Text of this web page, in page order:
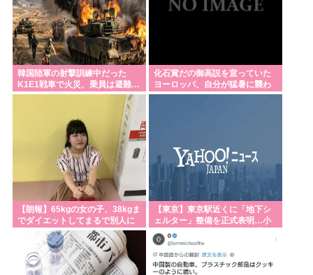
だったら呼ぶな！」 涙ながらに訴え「俺を何で選ん
だんだ？」ストライカーの意地
ここって恋愛相談にはのってくれるんか？
小沢一郎氏、デニー氏の沖縄知事選支援を表明。デ
ニー氏を支援しない中革連を批判
東京五輪200mバタフライ銀メダリストの本多灯、危
険運転致傷罪で起訴される。なぜ日本の競泳界はオ
ワコン化したのか
高市「円安が止まらないの…」ぼく「緊縮財政」高
市「いったいどうすれば…」ぼく「緊縮財政」高市
「そうだわ！日銀砲よ！」
Powered by livedoor 相互RSS
韓国陸軍の射撃訓練中だった
K1E1戦車で火災、乗員は避難…
エンジンルーム付近から出火！
化石賞だの御高説を宣っていた
ヨーロッパ、自分が猛暑に襲わ
れると為すすべべもなくダメー
【朗報】65kgの女の子、38kgま
でダイエットしてまるで別人に
【東京】東京駅近くに「地下シ
ェルター」整備を正式表明…小
池百合子知事「多くの方が滞
在、施設整備の効果高い」